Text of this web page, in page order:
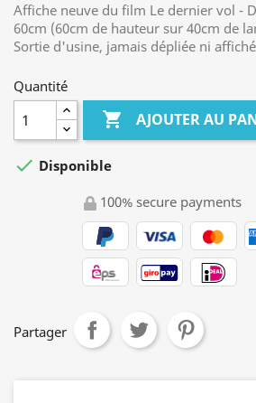
Affiche neuve du film Le dernier vol -
60cm (60cm de hauteur sur 40cm de
Sortie d'usine, jamais dépliée ni
Quantité
 AJOUTER AU
 Disponible
100% secure payments
Partager